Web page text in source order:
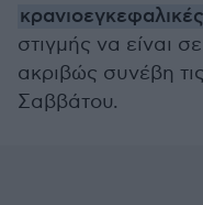
στιγμής να είναι
ακριβώς συνέβη
Σαββάτου.